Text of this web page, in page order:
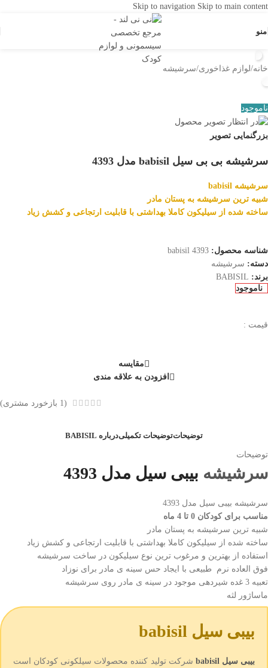
Skip to navigation Skip to main content
منو
خانه/لوازم غذاخوری/سرشیشه
ناموجود
بزرگنمایی تصویر
سرشيشه بی بی سیل babisil مدل 4393
سرشيشه babisil
شبیه ترین سرشیشه به پستان مادر
ساخته شده از سیلیکون کاملا بهداشتی با قابلیت ارتجاعی و کشش زیاد
شناسه محصول: babisil 4393
دسته: سرشیشه
برند: BABISIL
ناموجود
قیمت :
مقایسه
افزودن به علاقه مندی
(
1 بازخورد مشتری)
توضیحاتتوضیحات تکمیلیدرباره BABISIL
توضیحات
سرشيشه بیبی سیل مدل 4393
سرشيشه بیبی سیل مدل 4393
مناسب برای کودکان 0 تا 4 ماه
شبیه ترین سرشیشه به پستان مادر
ساخته شده از سیلیکون کاملا بهداشتی با قابلیت ارتجاعی و کشش زیاد
استفاده از بهترین و مرغوب ترین نوع سیلیکون در ساخت سرشیشه
فوق العاده نرم طبیعی با ایجاد حس سینه ی مادر برای نوزاد
تعبیه 3 غده شیردهی موجود در سینه ی مادر روی سرشیشه
ماساژور لثه
بیبی سیل babisil
بیبی سیل
شرکت تولید کننده محصولات سیلکونی کودکان است